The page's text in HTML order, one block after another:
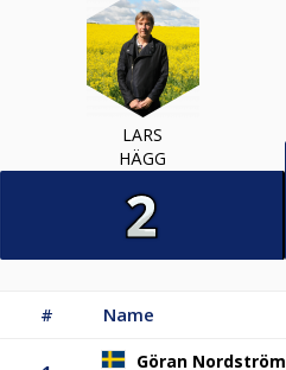
LARS
HÄGG
# Name
Göran Nordström